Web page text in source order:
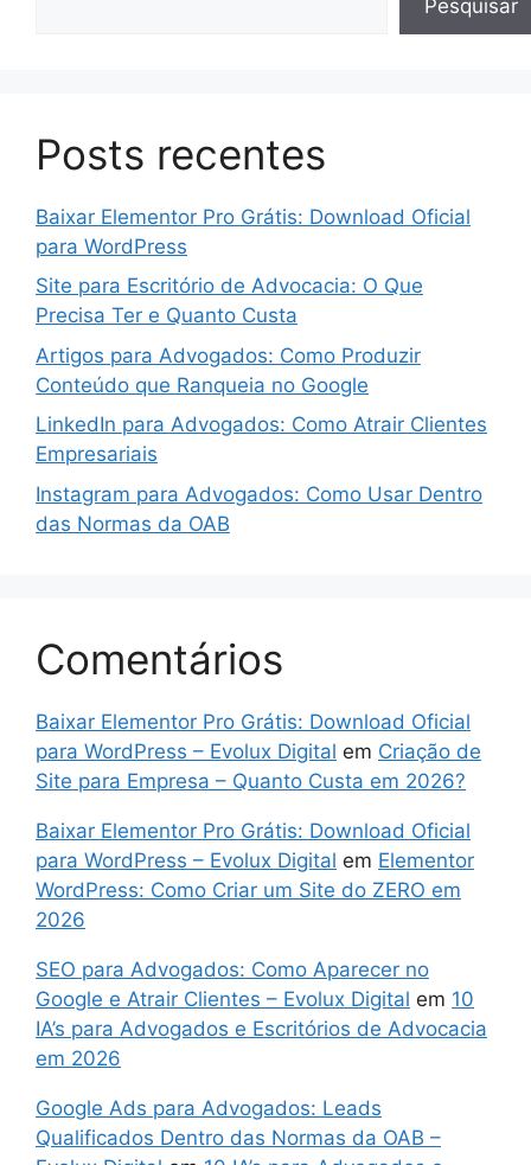
Pesquisar
Posts recentes
Baixar Elementor Pro Grátis: Download Oficial
para WordPress
Site para Escritório de Advocacia: O Que
Precisa Ter e Quanto Custa
Artigos para Advogados: Como Produzir
Conteúdo que Ranqueia no Google
LinkedIn para Advogados: Como Atrair Clientes
Empresariais
Instagram para Advogados: Como Usar Dentro
das Normas da OAB
Comentários
Baixar Elementor Pro Grátis: Download Oficial
para WordPress – Evolux Digital em Criação de
Site para Empresa – Quanto Custa em 2026?
Baixar Elementor Pro Grátis: Download Oficial
para WordPress – Evolux Digital em Elementor
WordPress: Como Criar um Site do ZERO em
2026
SEO para Advogados: Como Aparecer no
Google e Atrair Clientes – Evolux Digital em 10
IA’s para Advogados e Escritórios de Advocacia
em 2026
Google Ads para Advogados: Leads
Qualificados Dentro das Normas da OAB –